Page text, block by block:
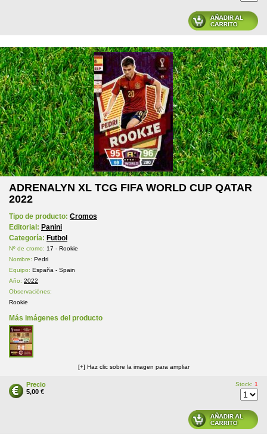
ADRENALYN XL TCG FIFA WORLD CUP QATAR
2022
Tipo de producto: Cromos
Editorial: Panini
Categoría: Futbol
Nº de cromo: 17 - Rookie
Nombre: Pedri
Equipo: España - Spain
Año: 2022
Observaciónes:
Rookie
Más imágenes del producto
[+] Haz clic sobre la imagen para ampliar
Precio
5,00 €
Stock: 1